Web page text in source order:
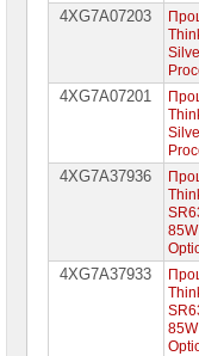
серверов
Lenovo
для
серверов
для
серверов
Направляющие
4XG7A07203
4XG7A07201
4XG7A37936
4XG7A37933